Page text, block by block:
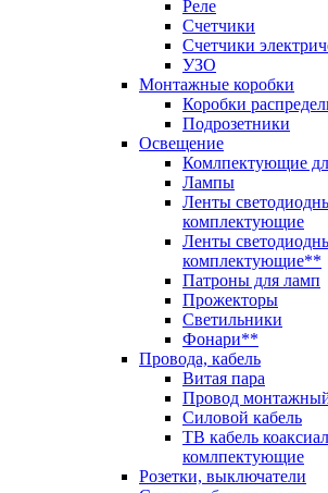
Реле
Счетчики
Счетчики
УЗО
Монтажные коробки
Коробки
Подрозетники
Освещение
Комлпектующие
Лампы
Ленты
комплектующие
Ленты
комплектующие**
Патроны для ламп
Прожекторы
Светильники
Фонари**
Провода, кабель
Витая пара
Провод
Силовой кабель
ТВ кабель
комлпектующие
Розетки, выключатели